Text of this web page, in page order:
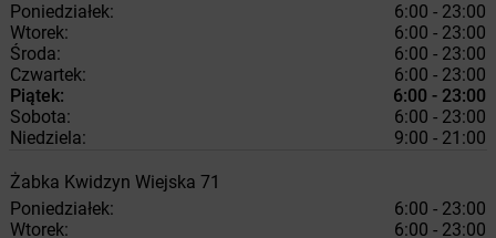
Poniedziałek:
6:00 - 23:00
Wtorek:
6:00 - 23:00
Środa:
6:00 - 23:00
Czwartek:
6:00 - 23:00
Piątek:
6:00 - 23:00
Sobota:
6:00 - 23:00
Niedziela:
9:00 - 21:00
Żabka Kwidzyn Wiejska 71
Poniedziałek:
6:00 - 23:00
Wtorek:
6:00 - 23:00